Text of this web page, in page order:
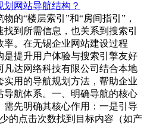
的“楼层索引”和“房间指引”，
到所需信息，也关系到搜索引
率。在无锡企业网站建设过程
是提升用户体验与搜索引擎友好
凡达网络科技有限公司结合本地
实用的导航规划方法，帮助企业
导航体系。一、明确导航的核心
需先明确其核心作用：一是引导
的点击次数找到目标内容（如产